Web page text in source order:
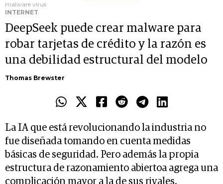
malware virus
INTERNET
DeepSeek puede crear malware para
robar tarjetas de crédito y la razón es
una debilidad estructural del modelo
Thomas Brewster
La IA que está revolucionando la industria no
fue diseñada tomando en cuenta medidas
básicas de seguridad. Pero además la propia
estructura de razonamiento abiertoa agrega una
complicación mayor a la de sus rivales.